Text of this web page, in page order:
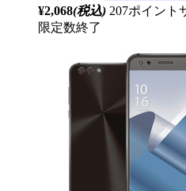
¥2,068(税込) 207ポイント
限定数終了